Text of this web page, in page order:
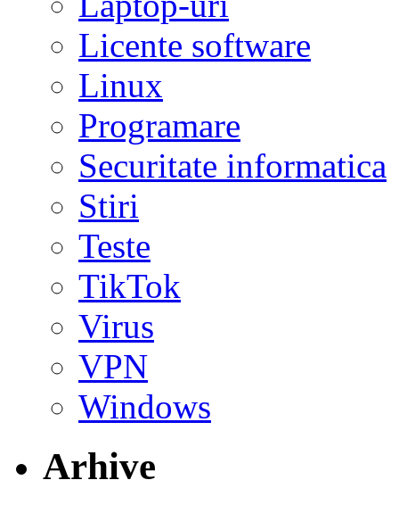
Licente software
Linux
Programare
Securitate informatica
Stiri
Teste
TikTok
Virus
VPN
Windows
Arhive